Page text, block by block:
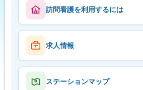
訪問看護を利用するには
求人情報
ステーションマップ